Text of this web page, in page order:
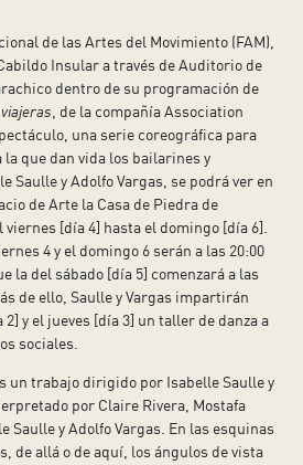
de las Artes del Movimiento (FAM),
Insular a través de Auditorio de
dentro de su programación de
, de la compañía Association
una serie coreográfica para
la que dan vida los bailarines y
Saulle y Adolfo Vargas, se podrá ver en
de Arte la Casa de Piedra de
viernes [día 4] hasta el domingo [día 6].
4 y el domingo 6 serán a las 20:00
la del sábado [día 5] comenzará a las
de ello, Saulle y Vargas impartirán
y el jueves [día 3] un taller de danza a
sociales.
un trabajo dirigido por Isabelle Saulle y
por Claire Rivera, Mostafa
Saulle y Adolfo Vargas. En las esquinas
de allá o de aquí, los ángulos de vista